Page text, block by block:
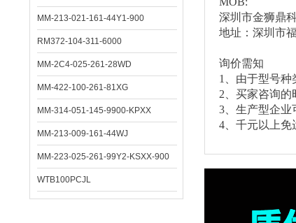
MM-213-021-161-44Y1-900
RM372-104-311-6000
MM-2C4-025-261-28WD
MM-422-100-261-81XG
MM-314-051-145-9900-KPXX
MM-213-009-161-44WJ
MM-223-025-261-99Y2-KSXX-900
WTB100PCJL
深圳市金狮鼎
地址：深圳市
询价需知
1、由于型号种
2、买家咨询的
3、生产型企业
4、千元以上免